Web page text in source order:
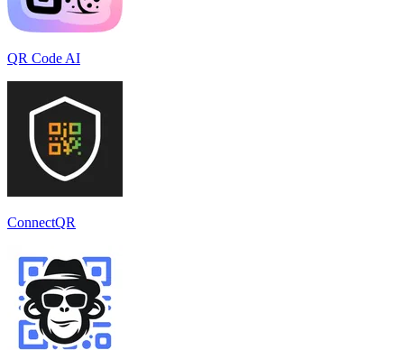
QR Code AI
ConnectQR